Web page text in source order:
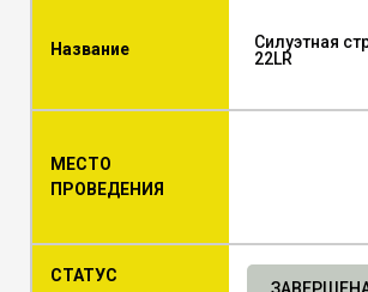
Название
Силуэтная
22LR
МЕСТО
ПРОВЕДЕНИЯ
СТАТУС